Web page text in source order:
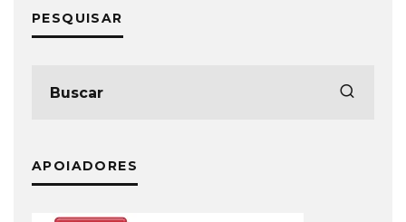
PESQUISAR
APOIADORES